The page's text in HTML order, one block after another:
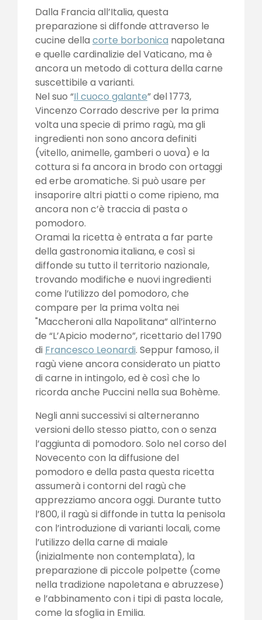
Dalla Francia all’Italia, questa
preparazione si diffonde attraverso le
cucine della corte borbonica napoletana
e quelle cardinalizie del Vaticano, ma è
ancora un metodo di cottura della carne
suscettibile a varianti.
Nel suo “Il cuoco galante” del 1773,
Vincenzo Corrado descrive per la prima
volta una specie di primo ragù, ma gli
ingredienti non sono ancora definiti
(vitello, animelle, gamberi o uova) e la
cottura si fa ancora in brodo con ortaggi
ed erbe aromatiche. Si può usare per
insaporire altri piatti o come ripieno, ma
ancora non c’è traccia di pasta o
pomodoro.
Oramai la ricetta è entrata a far parte
della gastronomia italiana, e così si
diffonde su tutto il territorio nazionale,
trovando modifiche e nuovi ingredienti
come l’utilizzo del pomodoro, che
compare per la prima volta nei
"Maccheroni alla Napolitana” all’interno
de “L’Apicio moderno”, ricettario del 1790
di Francesco Leonardi. Seppur famoso, il
ragù viene ancora considerato un piatto
di carne in intingolo, ed è così che lo
ricorda anche Puccini nella sua Bohème.
Negli anni successivi si alterneranno
versioni dello stesso piatto, con o senza
l’aggiunta di pomodoro. Solo nel corso del
Novecento con la diffusione del
pomodoro e della pasta questa ricetta
assumerà i contorni del ragù che
apprezziamo ancora oggi. Durante tutto
l’800, il ragù si diffonde in tutta la penisola
con l’introduzione di varianti locali, come
l’utilizzo della carne di maiale
(inizialmente non contemplata), la
preparazione di piccole polpette (come
nella tradizione napoletana e abruzzese)
e l’abbinamento con i tipi di pasta locale,
come la sfoglia in Emilia.